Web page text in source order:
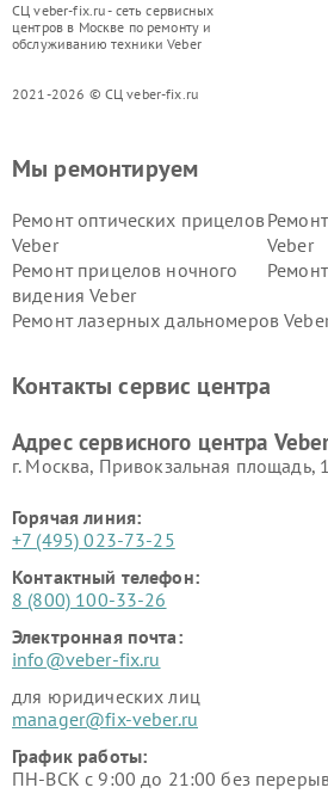
СЦ veber-fix.ru - сеть сервисных
центров в Москве по ремонту и
обслуживанию техники Veber
2021-2026 © СЦ veber-fix.ru
Мы ремонтируем
Ремонт оптических прицелов
Veber
Veber
Ремонт прицелов ночного
видения Veber
Ремонт лазерных дальномеров
Контакты сервис центра
Адрес сервисного центра
г. Москва, Привокзальная площадь, 1
Горячая линия:
+7 (495) 023-73-25
Контактный телефон:
8 (800) 100-33-26
Электронная почта:
info@veber-fix.ru
для юридических лиц
manager@fix-veber.ru
График работы:
ПН-ВСК с 9:00 до 21:00 без